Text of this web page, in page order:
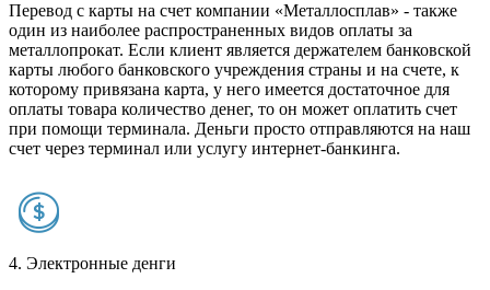
Перевод с карты на счет компании «Металлосплав» - также
один из наиболее распространенных видов оплаты за
металлопрокат. Если клиент является держателем банковской
карты любого банковского учреждения страны и на счете, к
которому привязана карта, у него имеется достаточное для
оплаты товара количество денег, то он может оплатить счет
при помощи терминала. Деньги просто отправляются на наш
счет через терминал или услугу интернет-банкинга.
4. Электронные денги